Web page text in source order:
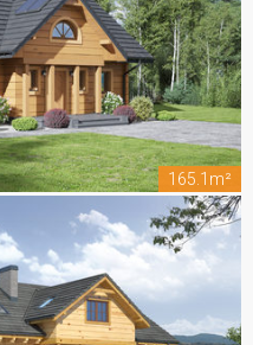
165.1m²